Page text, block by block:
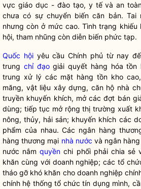
vực giáo dục - đào tạo, y tế và an
chưa có sự chuyển biến căn bản. Tai
nhưng còn ở mức cao. Tình trạng khiếu
hội, tham nhũng còn diễn biến phức tạp.
Quốc hộiyêu cầu Chính phủ từ nay
trung chỉ đạogiải quyết hàng hóa tồn
trung xử lý các mặt hàng tồn kho
măng, vật liệu xây dựng, căn hộ nhà
truyền khuyến khích, mở các đợt bán
dùng; tiếp tục mở rộng thị trường xuất
nông, thủy, hải sản; khuyến khích các
phẩm của nhau. Các ngân hàng
hàng thương mại nhà nước và ngân
nước nắmquyền chi phối phải chia sẻ
khăn cùng với doanh nghiệp; các tổ
tháo gỡ khó khăn cho doanh nghiệp
chính hệ thống tổ chức tín dụng mình,